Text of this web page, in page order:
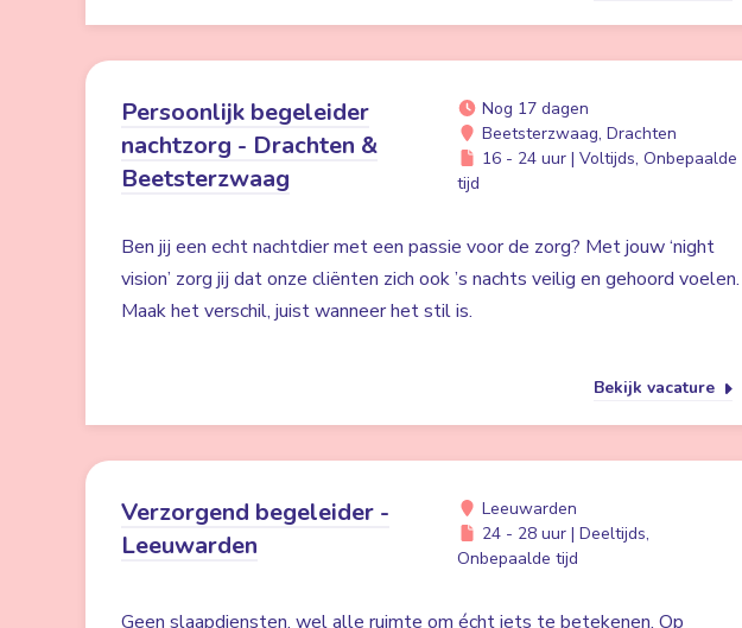
Persoonlijk begeleider
nachtzorg - Drachten &
Beetsterzwaag
Nog 17 dagen
Beetsterzwaag, Drachten
16 - 24 uur | Voltijds, Onbepaalde
tijd
Ben jij een echt nachtdier met een passie voor de zorg? Met jouw ‘night
vision’ zorg jij dat onze cliënten zich ook ’s nachts veilig en gehoord voelen.
Maak het verschil, juist wanneer het stil is.
Bekijk vacature
Verzorgend begeleider -
Leeuwarden
Leeuwarden
24 - 28 uur | Deeltijds,
Onbepaalde tijd
Geen slaapdiensten, wel alle ruimte om écht iets te betekenen. Op